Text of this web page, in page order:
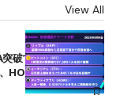
View All
破で雲下端を目指す
HOME